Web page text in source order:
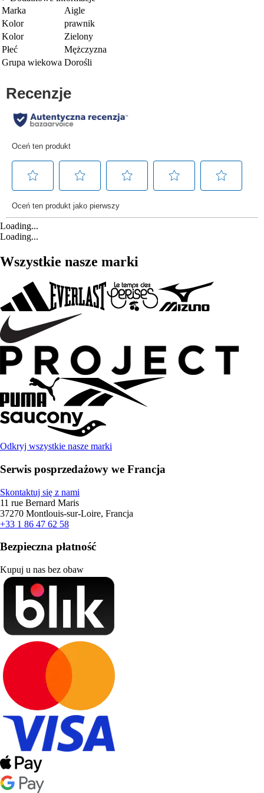
Marka
Aigle
Kolor
prawnik
Kolor
Zielony
Płeć
Mężczyzna
Grupa wiekowa Dorośli
Loading...
Loading...
Wszystkie nasze marki
Odkryj wszystkie nasze marki
Serwis posprzedażowy we Francja
Skontaktuj się z nami
11 rue Bernard Maris
37270 Montlouis-sur-Loire, Francja
+33 1 86 47 62 58
Bezpieczna płatność
Kupuj u nas bez obaw